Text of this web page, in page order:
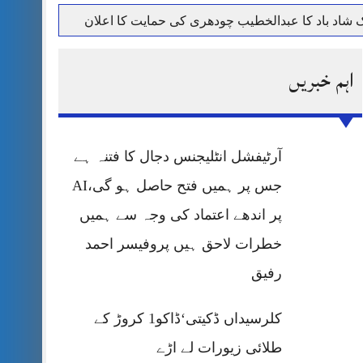
کی پریس کانفرنس
اہم خبریں
آرٹیفشل انٹلیجنس دجال کا فتنہ ہے
جس پر ہمیں فتح حاصل ہو گی،AI
پر اندھے اعتماد کی وجہ سے ہمیں
خطرات لاحق ہیں پروفیسر احمد
رفیق
کلرسیداں ڈکیتی‘ڈاکو1 کروڑ کے
طلائی زیورات لے اڑے